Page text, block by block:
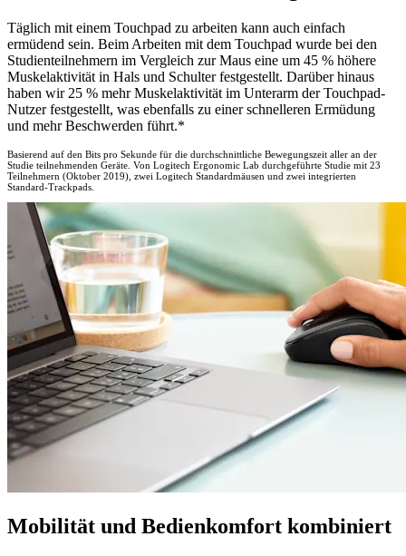
Täglich mit einem Touchpad zu arbeiten kann auch einfach
ermüdend sein. Beim Arbeiten mit dem Touchpad wurde bei den
Studienteilnehmern im Vergleich zur Maus eine um 45 % höhere
Muskelaktivität in Hals und Schulter festgestellt. Darüber hinaus
haben wir 25 % mehr Muskelaktivität im Unterarm der Touchpad-
Nutzer festgestellt, was ebenfalls zu einer schnelleren Ermüdung
und mehr Beschwerden führt.*
Basierend auf den Bits pro Sekunde für die durchschnittliche Bewegungszeit aller an der
Studie teilnehmenden Geräte. Von Logitech Ergonomic Lab durchgeführte Studie mit 23
Teilnehmern (Oktober 2019), zwei Logitech Standardmäusen und zwei integrierten
Standard-Trackpads.
Mobilität und Bedienkomfort kombiniert